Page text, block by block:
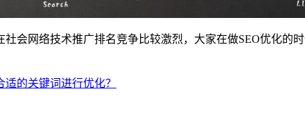
网络技术推广排名竞争比较激烈，大家在做SEO优化的时
适的关键词进行优化？